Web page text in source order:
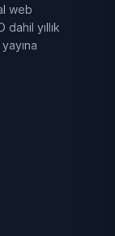
web
dahil yıllık